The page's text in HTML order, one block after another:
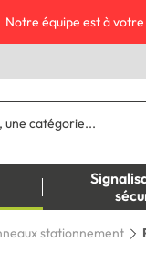
Notre équipe est à votre
stationnement